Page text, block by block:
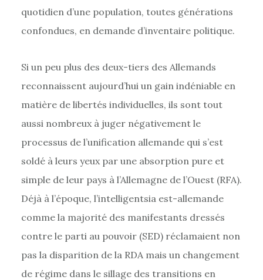
quotidien d’une population, toutes générations
confondues, en demande d’inventaire politique.
Si un peu plus des deux-tiers des Allemands
reconnaissent aujourd’hui un gain indéniable en
matière de libertés individuelles, ils sont tout
aussi nombreux à juger négativement le
processus de l’unification allemande qui s’est
soldé à leurs yeux par une absorption pure et
simple de leur pays à l’Allemagne de l’Ouest (RFA).
Déjà à l’époque, l’intelligentsia est-allemande
comme la majorité des manifestants dressés
contre le parti au pouvoir (SED) réclamaient non
pas la disparition de la RDA mais un changement
de régime dans le sillage des transitions en